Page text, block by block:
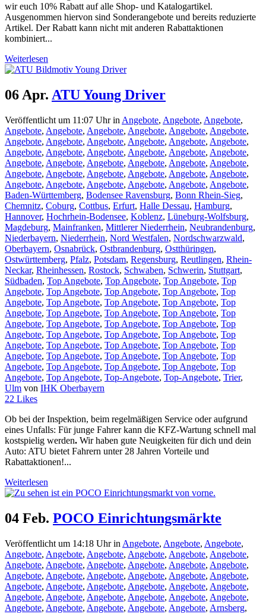
wir euch 10% Rabatt auf alle Shop- und Katalogartikel.
Ausgenommen hiervon sind Sonderangebote und bereits reduzierte
Artikel. Der Rabatt kann nicht mit anderen Rabattaktionen
kombiniert...
Weiterlesen
06 Apr. ATU Young Driver
Veröffentlicht um 11:07 Uhrin Angebote, Angebote, Angebote,
Angebote, Angebote, Angebote, Angebote, Angebote, Angebote,
Angebote, Angebote, Angebote, Angebote, Angebote, Angebote,
Angebote, Angebote, Angebote, Angebote, Angebote, Angebote,
Angebote, Angebote, Angebote, Angebote, Angebote, Angebote,
Angebote, Angebote, Angebote, Angebote, Angebote, Angebote,
Angebote, Angebote, Angebote, Angebote, Angebote, Angebote,
Baden-Württemberg, Bodensee Ravensburg, Bonn Rhein-Sieg,
Chemnitz, Coburg, Cottbus, Erfurt, Halle Dessau, Hamburg,
Hannover, Hochrhein-Bodensee, Koblenz, Lüneburg-Wolfsburg,
Magdeburg, Mainfranken, Mittlerer Niederrhein, Neubrandenburg,
Niederbayern, Niederrhein, Nord Westfalen, Nordschwarzwald,
Oberbayern, Osnabrück, Ostbrandenburg, Ostthüringen,
Ostwürttemberg, Pfalz, Potsdam, Regensburg, Reutlingen, Rhein-
Neckar, Rheinhessen, Rostock, Schwaben, Schwerin, Stuttgart,
Südbaden, Top Angebote, Top Angebote, Top Angebote, Top
Angebote, Top Angebote, Top Angebote, Top Angebote, Top
Angebote, Top Angebote, Top Angebote, Top Angebote, Top
Angebote, Top Angebote, Top Angebote, Top Angebote, Top
Angebote, Top Angebote, Top Angebote, Top Angebote, Top
Angebote, Top Angebote, Top Angebote, Top Angebote, Top
Angebote, Top Angebote, Top Angebote, Top Angebote, Top
Angebote, Top Angebote, Top Angebote, Top Angebote, Top
Angebote, Top Angebote, Top Angebote, Top Angebote, Top
Angebote, Top Angebote, Top-Angebote, Top-Angebote, Trier,
Ulm von IHK Oberbayern
22 Likes
Ob bei der Inspektion, beim regelmäßigen Service oder aufgrund
eines Unfalls: Für junge Fahrer kann die KFZ-Wartung schnell mal
kostspielig werden. Wir haben gute Neuigkeiten für dich und dein
Auto: ATU bietet Fahrern unter 28 Jahren Vorteile und
Rabattaktionen!...
Weiterlesen
04 Feb. POCO Einrichtungsmärkte
Veröffentlicht um 14:18 Uhrin Angebote, Angebote, Angebote,
Angebote, Angebote, Angebote, Angebote, Angebote, Angebote,
Angebote, Angebote, Angebote, Angebote, Angebote, Angebote,
Angebote, Angebote, Angebote, Angebote, Angebote, Angebote,
Angebote, Angebote, Angebote, Angebote, Angebote, Angebote,
Angebote, Angebote, Angebote, Angebote, Angebote, Angebote,
Angebote, Angebote, Angebote, Angebote, Angebote, Arnsberg,